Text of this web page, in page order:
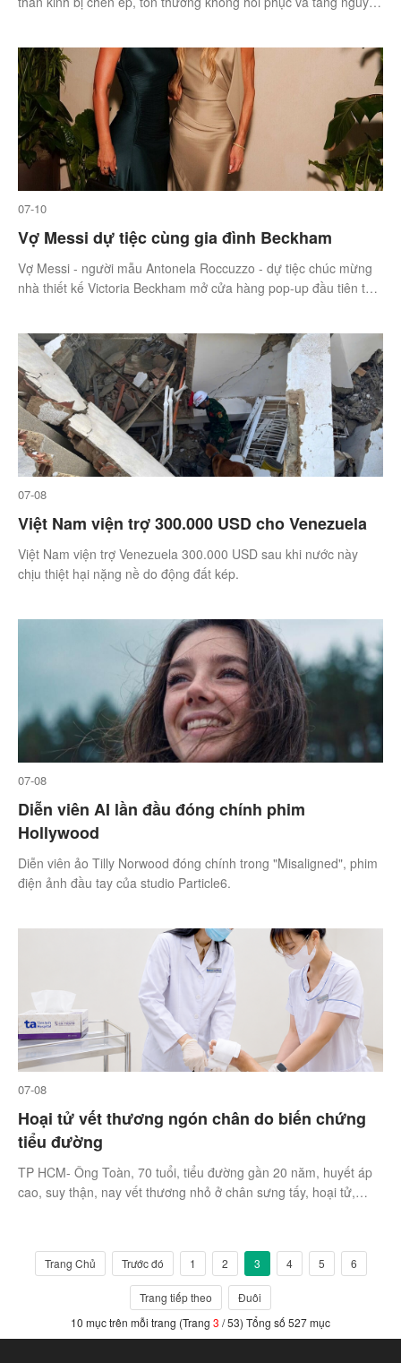
07-10
Vợ Messi dự tiệc cùng gia đình Beckham
Vợ Messi - người mẫu Antonela Roccuzzo - dự tiệc chúc mừng
nhà thiết kế Victoria Beckham mở cửa hàng pop-up đầu tiên tại
07-08
Việt Nam viện trợ 300.000 USD cho Venezuela
Việt Nam viện trợ Venezuela 300.000 USD sau khi nước này
chịu thiệt hại nặng nề do động đất kép.
07-08
Diễn viên AI lần đầu đóng chính phim
Hollywood
Diễn viên ảo Tilly Norwood đóng chính trong "Misaligned", phim
điện ảnh đầu tay của studio Particle6.
07-08
Hoại tử vết thương ngón chân do biến chứng
tiểu đường
TP HCM- Ông Toàn, 70 tuổi, tiểu đường gần 20 năm, huyết áp
cao, suy thận, nay vết thương nhỏ ở chân sưng tấy, hoại tử,
Trang Chủ Trước đó 1 2 3 4 5 6
Trang tiếp theo
Đuôi
10 mục trên mỗi trang (Trang 3 / 53) Tổng số 527 mục